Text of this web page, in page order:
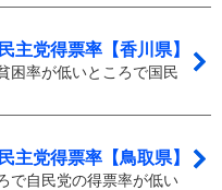
主党得票率【香川県】
困率が低いところで国民
主党得票率【鳥取県】
で自民党の得票率が低い